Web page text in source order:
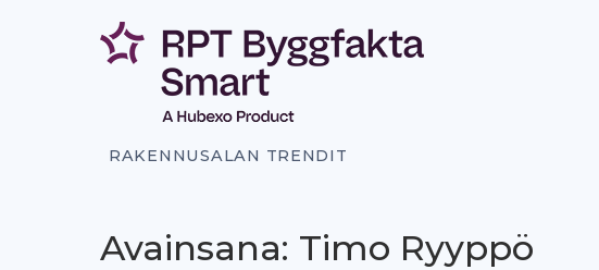
RAKENNUSALAN TRENDIT
Avainsana: Timo Ryyppö